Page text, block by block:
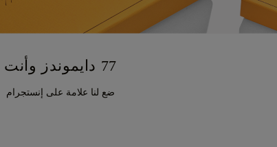
77 دايموندز وأنت
ضع لنا علامة على إنستجرام